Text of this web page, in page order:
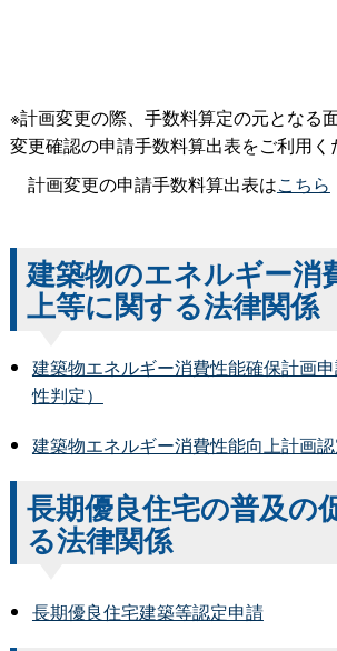
※計画変更の際、手数料算定の元となる
変更確認の申請手数料算出表をご利用く
計画変更の申請手数料算出表はこちら
建築物のエネルギー消
上等に関する法律関係
建築物エネルギー消費性能確保計画
性判定）
建築物エネルギー消費性能向上計画
長期優良住宅の普及の
る法律関係
長期優良住宅建築等認定申請